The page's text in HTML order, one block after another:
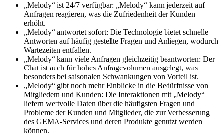
„Melody“ ist 24/7 verfügbar: „Melody“ kann jederzeit auf
Anfragen reagieren, was die Zufriedenheit der Kunden
erhöht.
„Melody“ antwortet sofort: Die Technologie bietet schnelle
Antworten auf häufig gestellte Fragen und Anliegen, wodurch
Wartezeiten entfallen.
„Melody“ kann viele Anfragen gleichzeitig beantworten: Der
Chat ist auch für hohes Anfragevolumen ausgelegt, was
besonders bei saisonalen Schwankungen von Vorteil ist.
„Melody“ gibt noch mehr Einblicke in die Bedürfnisse von
Mitgliedern und Kunden: Die Interaktionen mit „Melody“
liefern wertvolle Daten über die häufigsten Fragen und
Probleme der Kunden und Mitglieder, die zur Verbesserung
des GEMA-Services und deren Produkte genutzt werden
können.